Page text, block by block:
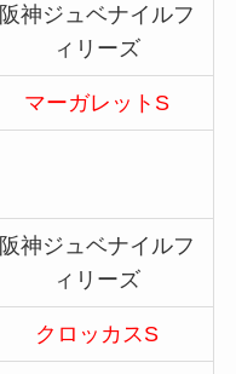
阪神ジュベナイルフ
ィリーズ
マーガレットS
阪神ジュベナイルフ
ィリーズ
クロッカスS